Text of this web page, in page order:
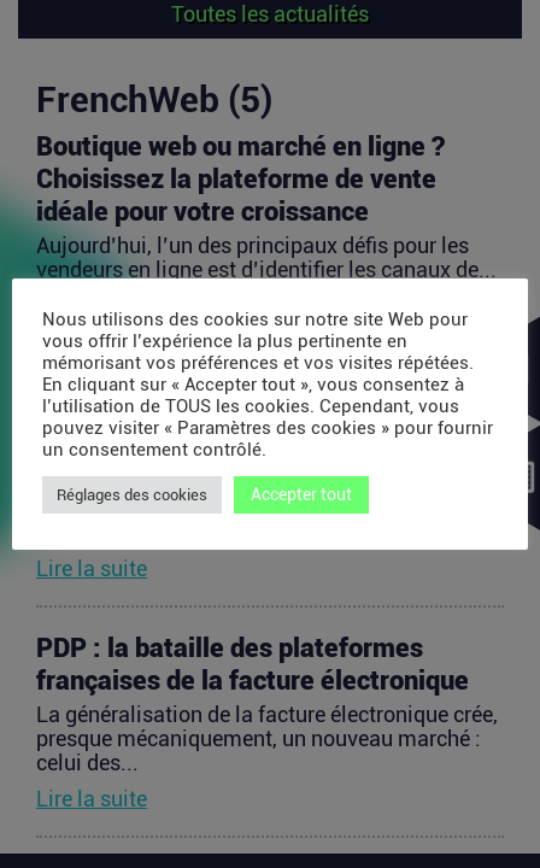
Toutes les actualités
FrenchWeb (5)
Boutique web ou marché en ligne ?
Choisissez la plateforme de vente
idéale pour votre croissance
Aujourd’hui, l’un des principaux défis pour les
vendeurs en ligne est d’identifier les canaux de...
Avec 35 millions de dollars, SAPIOM
veut devenir le contrôleur de gestion
des agents IA
Les agents IA peuvent enchaîner des dizaines
d’appels de modèles, utiliser des outils externes,
Lire la suite
PDP : la bataille des plateformes
françaises de la facture électronique
La généralisation de la facture électronique crée,
presque mécaniquement, un nouveau marché :
celui des...
Lire la suite
Nous utilisons des cookies sur notre site Web pour
vous offrir l’expérience la plus pertinente en
mémorisant vos préférences et vos visites répétées.
En cliquant sur « Accepter tout », vous consentez à
l’utilisation de TOUS les cookies. Cependant, vous
pouvez visiter « Paramètres des cookies » pour fournir
un consentement contrôlé.
Réglages des cookies Accepter tout